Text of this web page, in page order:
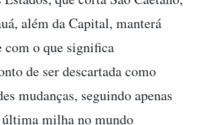
além da Capital, manterá
o que significa
de ser descartada como
mudanças, seguindo apenas
milha no mundo